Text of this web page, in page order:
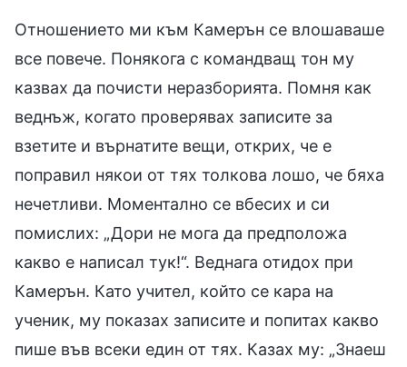
Отношението ми към Камерън се влошаваше
все повече. Понякога с командващ тон му
казвах да почисти неразборията. Помня как
веднъж, когато проверявах записите за
взетите и върнатите вещи, открих, че е
поправил някои от тях толкова лошо, че бяха
нечетливи. Моментално се вбесих и си
помислих: „Дори не мога да предположа
какво е написал тук!“. Веднага отидох при
Камерън. Като учител, който се кара на
ученик, му показах записите и попитах какво
пише във всеки един от тях. Казах му: „Знаеш